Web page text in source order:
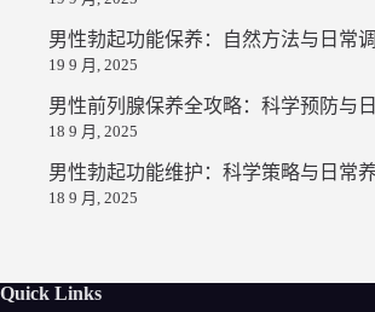
男性勃起功能保养：自然方法与日常
19 9 月, 2025
男性前列腺保养全攻略：科学预防与
18 9 月, 2025
男性勃起功能维护：科学策略与日常
18 9 月, 2025
Quick Links